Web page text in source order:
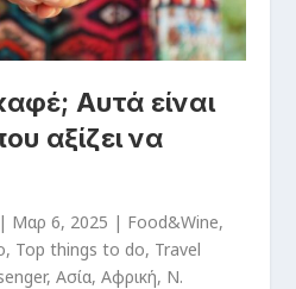
Αυτά είναι
αξίζει να
| Μαρ 6, 2025 | Food&Wine,
, Top things to do, Travel
,Ασία,Αφρική, Ν.